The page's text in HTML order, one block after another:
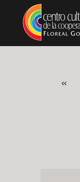
Pasar al contenido principal
Jump to main content
«